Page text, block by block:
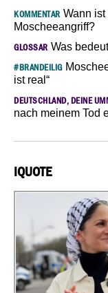
KOMMENTAR Wann
Moscheeangriff?
GLOSSAR Was
#BRANDEILIG
ist real“
DEUTSCHLAND, DEINE
nach meinem Tod
IQUOTE